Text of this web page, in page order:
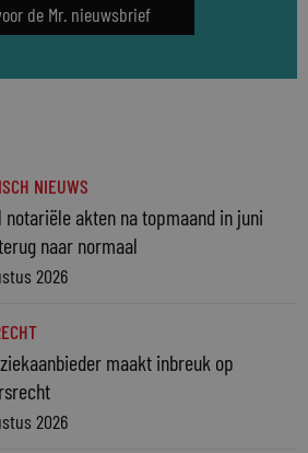
de Mr. nieuwsbrief
NIEUWS
notariële akten na topmaand in juni
naar normaal
2026
maakt inbreuk op
2026